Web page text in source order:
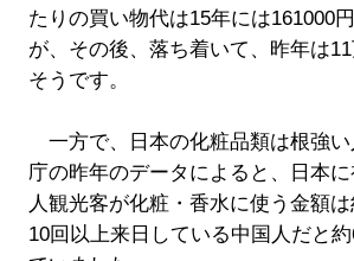
たりの買い物代は15年には161000
が、その後、落ち着いて、昨年は
そうです。
一方で、日本の化粧品類は根強
庁の昨年のデータによると、日本
人観光客が化粧・香水に使う金額は
10回以上来日している中国人だと